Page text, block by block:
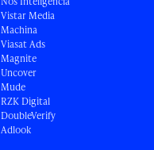
Vistar Media
Machina
Viasat Ads
Magnite
Uncover
Mude
RZK Digital
DoubleVerify
Adlook